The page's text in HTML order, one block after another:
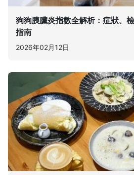
狗狗胰臟炎指數全解析：症狀、
指南
2026年02月12日